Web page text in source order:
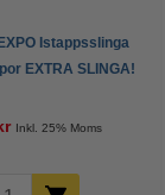
Istappsslinga
EXTRA SLINGA!
Inkl. 25% Moms